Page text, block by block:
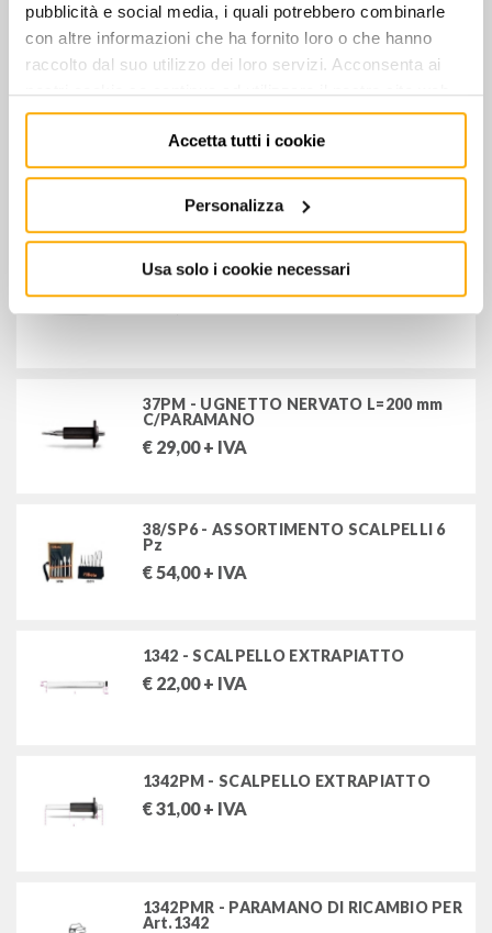
pubblicità e social media, i quali potrebbero combinarle
con altre informazioni che ha fornito loro o che hanno
raccolto dal suo utilizzo dei loro servizi. Acconsenta ai
nostri cookie se continua ad utilizzare il nostro sito web.
Accetta tutti i cookie
Personalizza
Usa solo i cookie necessari
36 - UGNETTO 125 mm
8,00 + IVA
37 - UGNETTO NERVATO L=150 mm
€15,00+ IVA
37 - UGNETTO NERVATO L=200 mm
€20,00+ IVA
37PM - UGNETTO NERVATO L=200 mm
C/PARAMANO
€ 29,00+ IVA
38/SP6 - ASSORTIMENTO SCALPELLI 6
Pz
€54,00+ IVA
1342 - SCALPELLO EXTRAPIATTO
€ 22,00+ IVA
1342PM - SCALPELLO EXTRAPIATTO
€31,00+ IVA
1342PMR - PARAMANO DI RICAMBIO PER
Art.1342